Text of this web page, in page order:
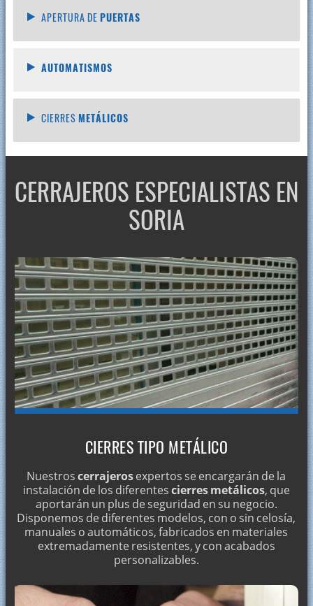
APERTURA DEPUERTAS
AUTOMATISMOS
CIERRESMETÁLICOS
CERRAJEROS ESPECIALISTAS EN
SORIA
CIERRES TIPO METÁLICO
Nuestroscerrajerosexpertos se encargarán de la
instalación de los diferentescierres metálicos, que
aportarán un plus de seguridad en su negocio.
Disponemos de diferentes modelos, con o sin celosía,
manuales o automáticos, fabricados en materiales
extremadamente resistentes, y con acabados
personalizables.